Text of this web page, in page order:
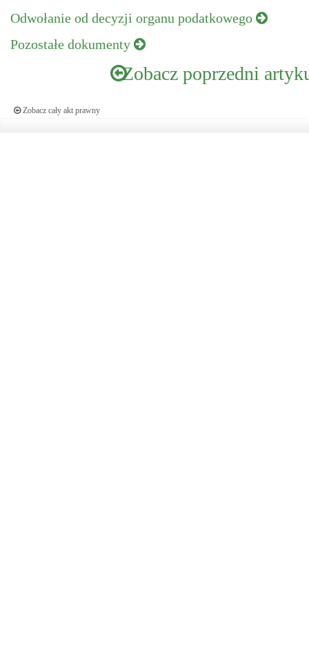
Odwołanie od decyzji organu podatkowego
Pozostałe dokumenty
Zobacz poprzedni
Zobacz cały akt prawny